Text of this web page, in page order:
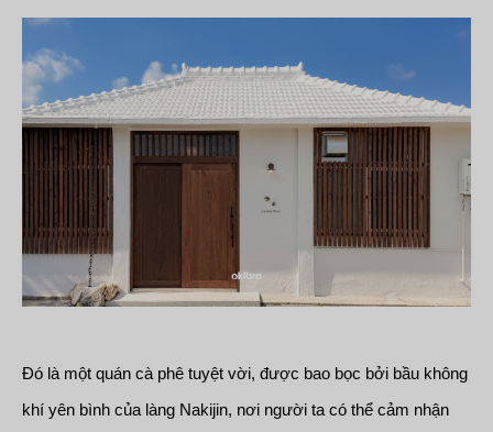
Đó là một quán cà phê tuyệt vời, được bao bọc bởi bầu không
khí yên bình của làng Nakijin, nơi người ta có thể cảm nhận